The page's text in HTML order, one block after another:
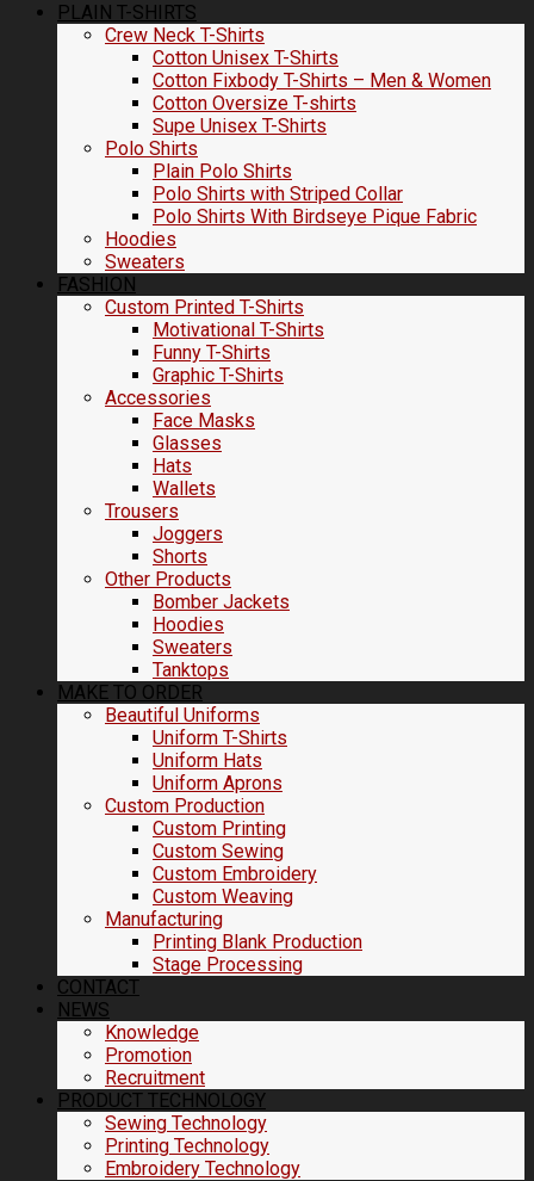
PLAIN T-SHIRTS
Crew Neck T-Shirts
Cotton Unisex T-Shirts
Cotton Fixbody T-Shirts – Men & Women
Cotton Oversize T-shirts
Supe Unisex T-Shirts
Polo Shirts
Plain Polo Shirts
Polo Shirts with Striped Collar
Polo Shirts With Birdseye Pique Fabric
Hoodies
Sweaters
FASHION
Custom Printed T-Shirts
Motivational T-Shirts
Funny T-Shirts
Graphic T-Shirts
Accessories
Face Masks
Glasses
Hats
Wallets
Trousers
Joggers
Shorts
Other Products
Bomber Jackets
Hoodies
Sweaters
Tanktops
MAKE TO ORDER
Beautiful Uniforms
Uniform T-Shirts
Uniform Hats
Uniform Aprons
Custom Production
Custom Printing
Custom Sewing
Custom Embroidery
Custom Weaving
Manufacturing
Printing Blank Production
Stage Processing
CONTACT
NEWS
Knowledge
Promotion
Recruitment
PRODUCT TECHNOLOGY
Sewing Technology
Printing Technology
Embroidery Technology